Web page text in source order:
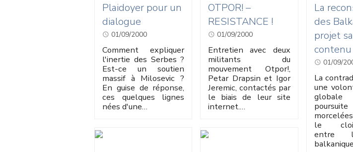
Plaidoyer pour un
dialogue
01/09/2000
Comment expliquer
l'inertie des Serbes ?
Est-ce un soutien
massif à Milosevic ?
En guise de réponse,
ces quelques lignes
nées d'une…
OTPOR! –
RESISTANCE !
01/09/2000
Entretien avec deux
militants du
mouvement Otpor!,
Petar Drapsin et Igor
Jeremic, contactés par
le biais de leur site
internet.…
La
des
projet
contenu
01/09/
La
une
le
entre